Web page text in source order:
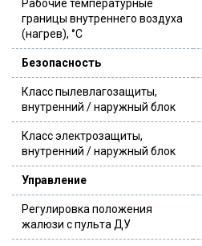
Рабочие температурные
границы внутреннего воздуха
(нагрев), °C
Безопасность
Класс пылевлагозащиты,
внутренний / наружный блок
Класс электрозащиты,
внутренний / наружный блок
Управление
Регулировка положения
жалюзи с пульта ДУ